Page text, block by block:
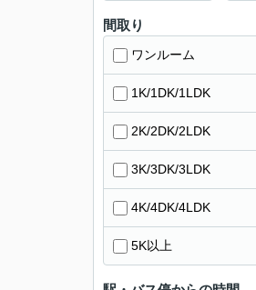
間取り
ワンルーム
1K/1DK/1LDK
2K/2DK/2LDK
3K/3DK/3LDK
4K/4DK/4LDK
5K以上